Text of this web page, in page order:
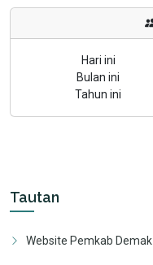
Hari ini
Bulan ini
Tahun ini
Tautan
Website Pemkab Demak